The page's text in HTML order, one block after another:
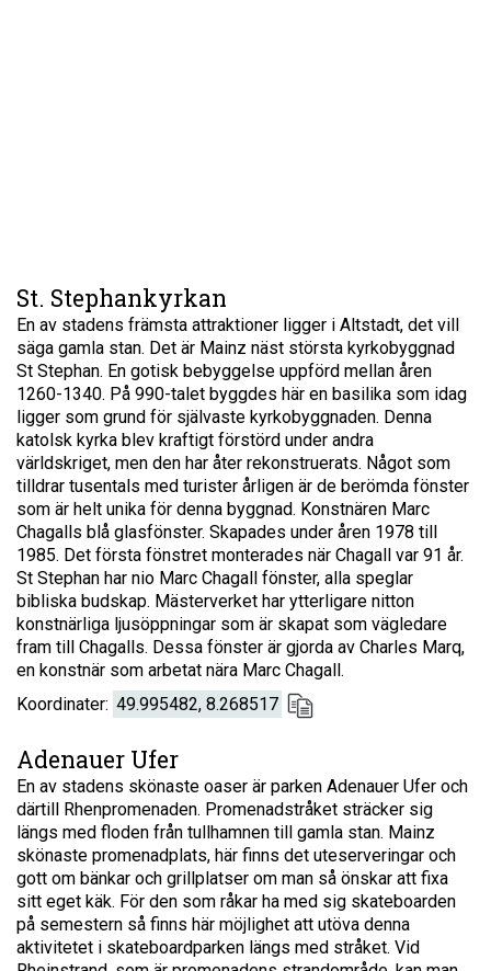
St. Stephankyrkan
En av stadens främsta attraktioner ligger i Altstadt, det vill
säga gamla stan. Det är Mainz näst största kyrkobyggnad
St Stephan. En gotisk bebyggelse uppförd mellan åren
1260-1340. På 990-talet byggdes här en basilika som idag
ligger som grund för självaste kyrkobyggnaden. Denna
katolsk kyrka blev kraftigt förstörd under andra
världskriget, men den har åter rekonstruerats. Något som
tilldrar tusentals med turister årligen är de berömda fönster
som är helt unika för denna byggnad. Konstnären Marc
Chagalls blå glasfönster. Skapades under åren 1978 till
1985. Det första fönstret monterades när Chagall var 91 år.
St Stephan har nio Marc Chagall fönster, alla speglar
bibliska budskap. Mästerverket har ytterligare nitton
konstnärliga ljusöppningar som är skapat som vägledare
fram till Chagalls. Dessa fönster är gjorda av Charles Marq,
en konstnär som arbetat nära Marc Chagall.
Koordinater: 49.995482, 8.268517
Adenauer Ufer
En av stadens skönaste oaser är parken Adenauer Ufer och
därtill Rhenpromenaden. Promenadstråket sträcker sig
längs med floden från tullhamnen till gamla stan. Mainz
skönaste promenadplats, här finns det uteserveringar och
gott om bänkar och grillplatser om man så önskar att fixa
sitt eget käk. För den som råkar ha med sig skateboarden
på semestern så finns här möjlighet att utöva denna
aktivitetet i skateboardparken längs med stråket. Vid